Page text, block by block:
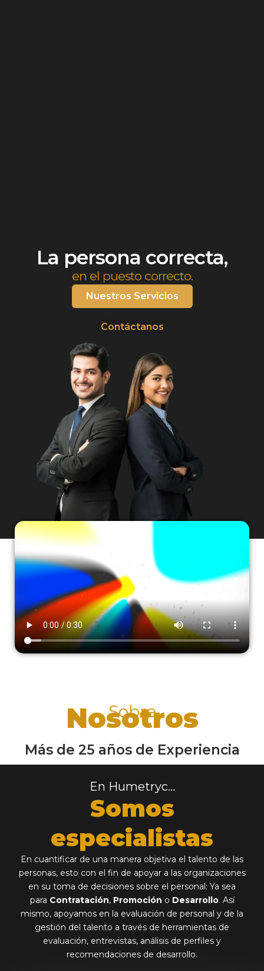
La persona correcta,
en el puesto correcto.
Nuestros Servicios
Contáctanos
Sobre
Nosotros
Más de 25 años de Experiencia
En Humetryc...
Somos
especialistas
En cuantificar de una manera objetiva el talento de las
personas, esto con el fin de apoyar a las organizaciones
en su toma de decisiones sobre el personal: Ya sea
para Contratación, Promoción o Desarrollo. Así
mismo, apoyamos en la evaluación de personal y de la
gestión del talento a través de herramientas de
evaluación, entrevistas, análisis de perfiles y
recomendaciones de desarrollo.